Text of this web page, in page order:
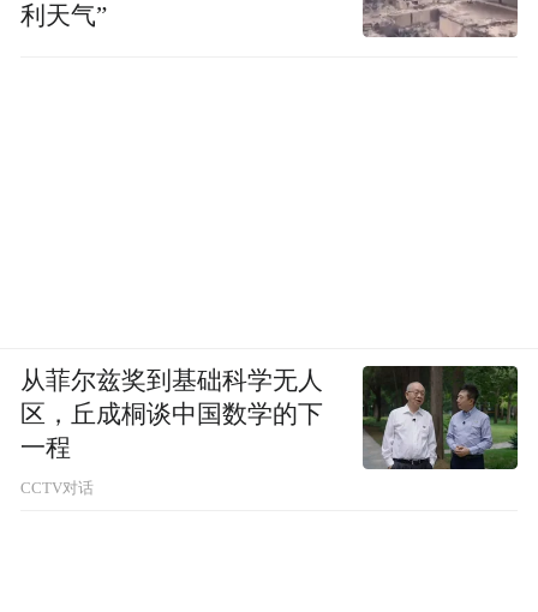
利天气”
从菲尔兹奖到基础科学无人
区，丘成桐谈中国数学的下
一程
CCTV对话